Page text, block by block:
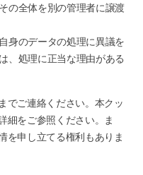
の全体を別の管理者に譲渡
身のデータの処理に異議を
、処理に正当な理由がある
でご連絡ください。本クッ
細をご参照ください。ま
を申し立てる権利もありま